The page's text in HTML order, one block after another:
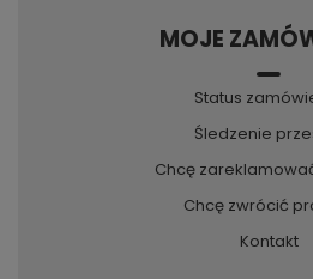
MOJE
Status
Śledzenie
Chcę
Chcę zwrócić
Kontakt